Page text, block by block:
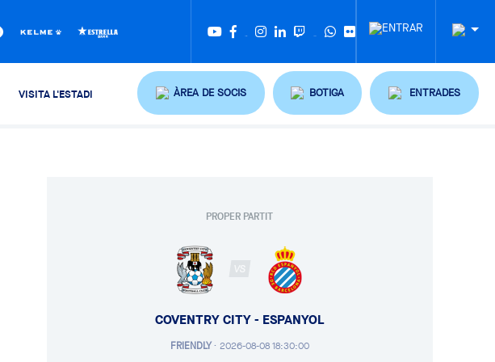
VISITA L'ESTADI ÀREA DE SOCIS BOTIGA ENTRADES
PROPER PARTIT
VS
COVENTRY CITY - ESPANYOL
FRIENDLY· 2026-08-08 18:30:00